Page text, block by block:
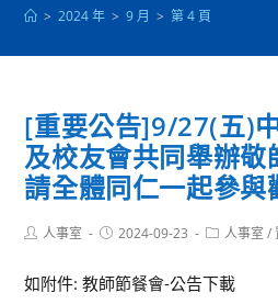
> 2024 年 > 9 月 > 第 4 頁
[重要公告]9/27(五)
及校友會共同舉辦敬
請全體同仁一起參與
Post人事室
Post2024-09-23
Post人事室 /
如附件: 教師節餐會-公告下載